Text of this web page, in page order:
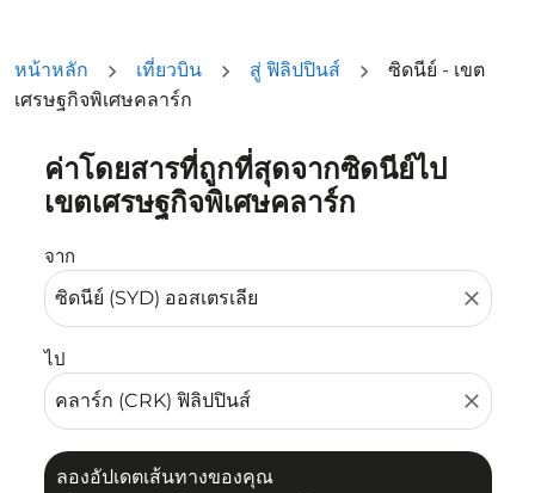
หน้าหลัก เที่ยวบิน สู่ ฟิลิปปินส์
ซิดนีย์ - เขต
เศรษฐกิจพิเศษคลาร์ก
ค่าโดยสารที่ถูกที่สุดจากซิดนีย์ไป
เขตเศรษฐกิจพิเศษคลาร์ก
จาก
close
ไป
close
ลองอัปเดตเส้นทางของคุณ
ลองอัปเดตเส้นทางของคุณ (ต้นทางและ/หรือปลายทาง) หรื